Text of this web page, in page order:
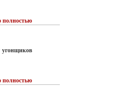
полностью
угонщиков
полностью